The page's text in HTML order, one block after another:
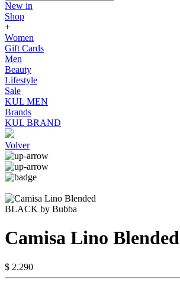
New in
Shop
+
Women
Gift Cards
Men
Beauty
Lifestyle
Sale
KUL MEN
Brands
KUL BRAND
Volver
BLACK by Bubba
Camisa Lino Blended
$ 2.290